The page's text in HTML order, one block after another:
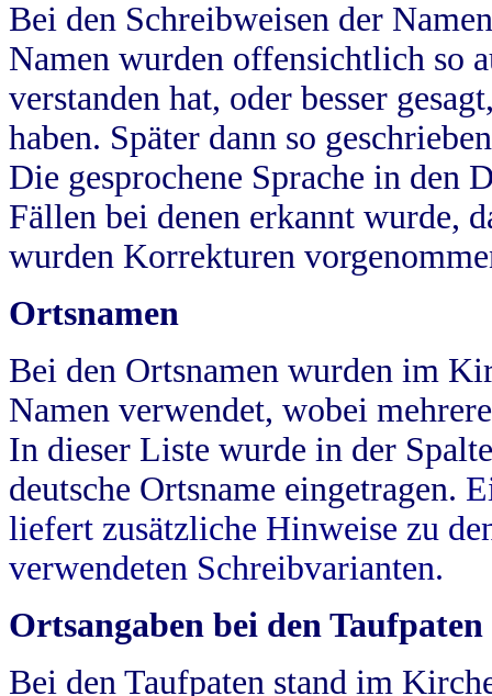
Bei den Schreibweisen der
Namen wurden offensichtlich so
verstanden hat, oder besser
haben. Später dann so
Die gesprochene Sprache in
Fällen bei denen erkannt wurde,
wurden Korrekturen
Ortsnamen
Bei den Ortsnamen wurden im
Namen verwendet, wobei
In dieser Liste wurde in der
deutsche Ortsname eingetragen.
liefert zusätzliche Hinweise zu
verwendeten Schreibvarianten.
Ortsangaben bei den Taufpaten
Bei den Taufpaten stand im